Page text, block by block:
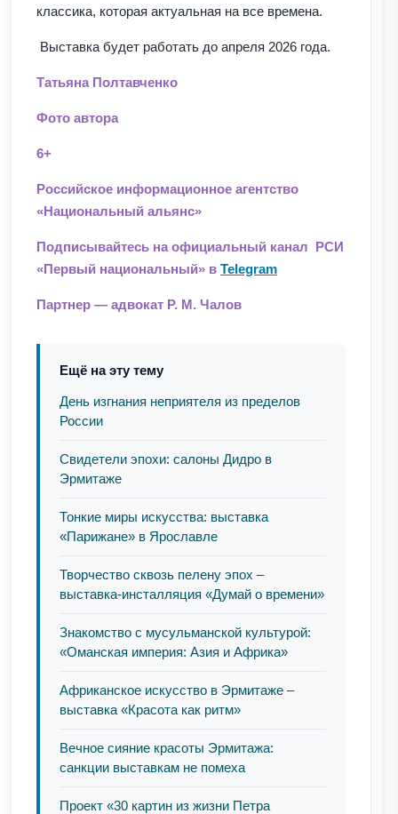
классика, которая актуальная на все времена.
Выставка будет работать до апреля 2026 года.
Татьяна Полтавченко
Фото автора
6+
Российское информационное агентство
«Национальный альянс»
Подписывайтесь на официальный канал РСИ
«Первый национальный» в Telegram
Партнер — адвокат Р. М. Чалов
Ещё на эту тему
День изгнания неприятеля из пределов
России
Свидетели эпохи: салоны Дидро в
Эрмитаже
Тонкие миры искусства: выставка
«Парижане» в Ярославле
Творчество сквозь пелену эпох –
выставка-инсталляция «Думай о времени»
Знакомство с мусульманской культурой:
«Оманская империя: Азия и Африка»
Африканское искусство в Эрмитаже –
выставка «Красота как ритм»
Вечное сияние красоты Эрмитажа:
санкции выставкам не помеха
Проект «30 картин из жизни Петра